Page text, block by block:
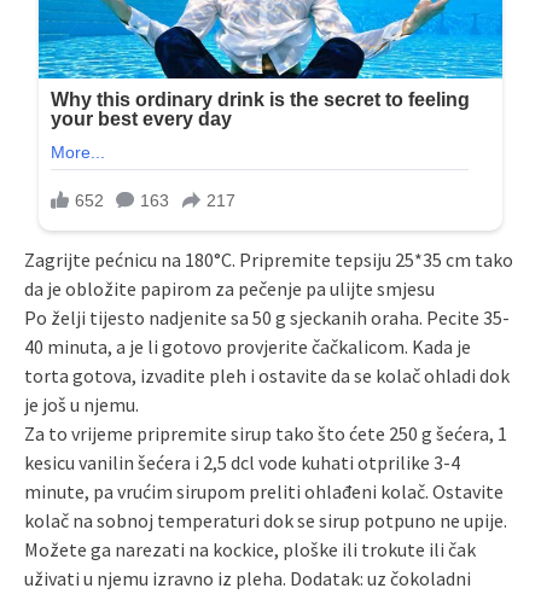
Zagrijte pećnicu na 180°C. Pripremite tepsiju 25*35 cm tako
da je obložite papirom za pečenje pa ulijte smjesu
Po želji tijesto nadjenite sa 50 g sjeckanih oraha. Pecite 35-
40 minuta, a je li gotovo provjerite čačkalicom. Kada je
torta gotova, izvadite pleh i ostavite da se kolač ohladi dok
je još u njemu.
Za to vrijeme pripremite sirup tako što ćete 250 g šećera, 1
kesicu vanilin šećera i 2,5 dcl vode kuhati otprilike 3-4
minute, pa vrućim sirupom preliti ohlađeni kolač. Ostavite
kolač na sobnoj temperaturi dok se sirup potpuno ne upije.
Možete ga narezati na kockice, ploške ili trokute ili čak
uživati ​​u njemu izravno iz pleha. Dodatak: uz čokoladni